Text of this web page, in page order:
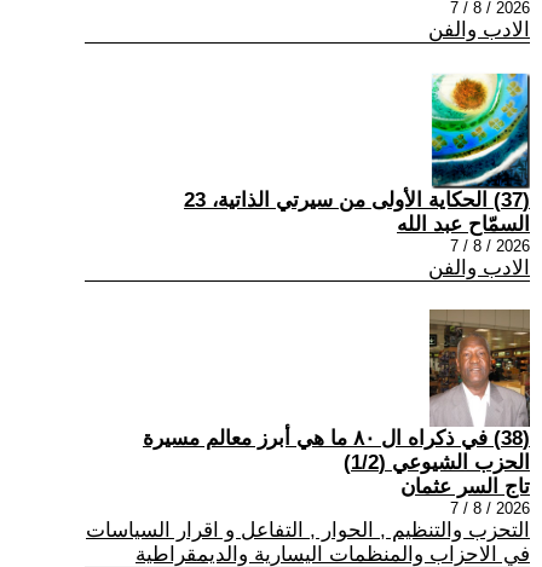
2026 / 8 / 7
الادب والفن
(37) الحكاية الأولى من سيرتي الذاتية، 23
السمّاح عبد الله
2026 / 8 / 7
الادب والفن
(38) في ذكراه ال ٨٠ ما هي أبرز معالم مسيرة
الحزب الشيوعي (1/2)
تاج السر عثمان
2026 / 8 / 7
التحزب والتنظيم , الحوار , التفاعل و اقرار السياسات
في الاحزاب والمنظمات اليسارية والديمقراطية